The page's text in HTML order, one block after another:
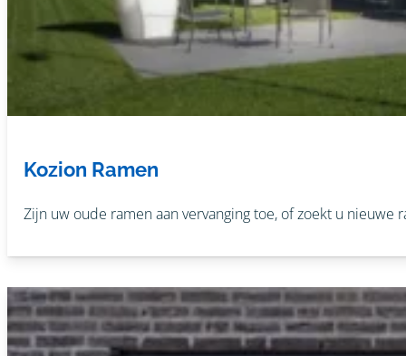
Kozion Ramen
Zijn uw oude ramen aan vervanging toe, of zoekt u nieuwe